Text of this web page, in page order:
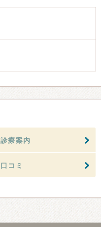
診療案内
口コミ